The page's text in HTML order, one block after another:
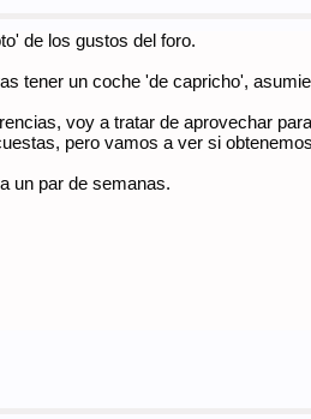
de los gustos del foro.
tener un coche 'de capricho',
voy a tratar de aprovechar
pero vamos a ver si
un par de semanas.